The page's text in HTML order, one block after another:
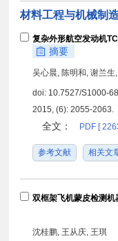
材料工程与机械制
复杂外形航空发动机
摘要
吴心晨, 陈明和, 谢兰生
doi: 10.7527/S1000-
2015, (6): 2055-2063.
全文： PDF [
参考文献 相关文
双框架飞机蒙皮检测
沈桂鹏, 王从庆, 王琪